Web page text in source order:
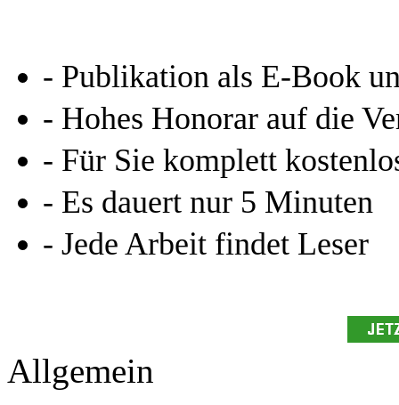
- Publikation als E-Book
- Hohes Honorar auf die
- Für Sie komplett
- Es dauert nur 5 Minuten
- Jede Arbeit findet Leser
Allgemein